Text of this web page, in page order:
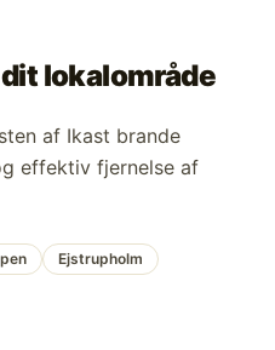
lokalområde
af Ikast brande
effektiv fjernelse af
Ejstrupholm